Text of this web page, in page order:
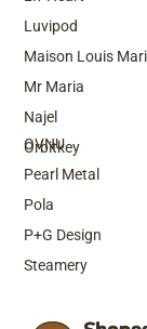
Top Brands
OVNU
Pearl Metal
Pola
P+G Design
Steamery
Luvipod
Maison Louis
Mr Maria
Najel
Orbitkey